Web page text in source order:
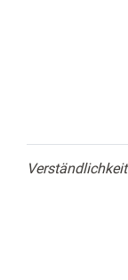
Verständlichkeit